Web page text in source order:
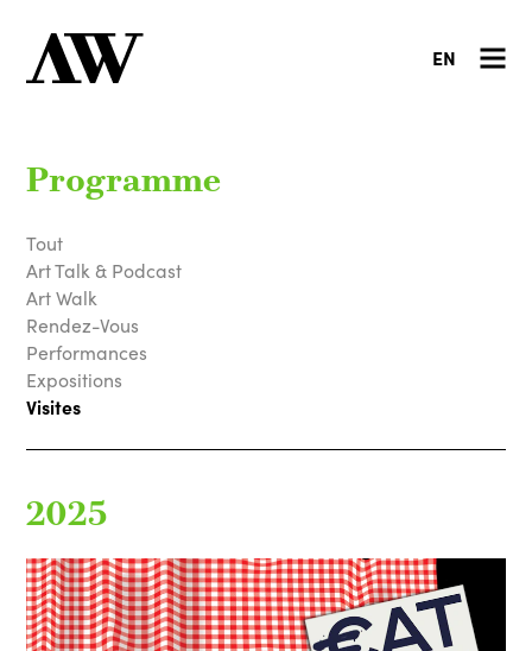
EN
Programme
Tout
Art Talk & Podcast
Art Walk
Rendez-Vous
Performances
Expositions
Visites
2025